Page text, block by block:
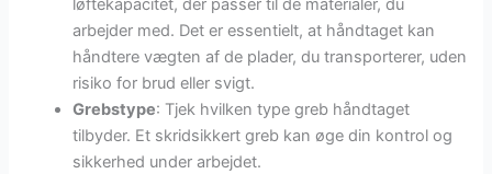
arbejder med. Det er essentielt, at håndtaget kan
håndtere vægten af de plader, du transporterer, uden
risiko for brud eller svigt.
Grebstype: Tjek hvilken type greb håndtaget
tilbyder. Et skridsikkert greb kan øge din kontrol og
sikkerhed under arbejdet.